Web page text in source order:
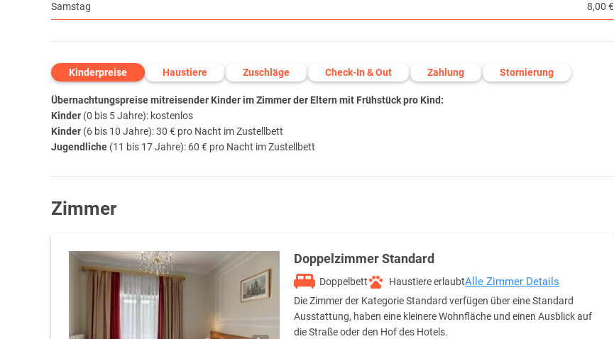
Samstag 8,00 €
Kinderpreise Haustiere Zuschläge Check-In & Out Zahlung Stornierung
Übernachtungspreise mitreisender Kinder im Zimmer der Eltern mit Frühstück pro Kind:
Kinder (0 bis 5 Jahre): kostenlos
Kinder (6 bis 10 Jahre): 30 € pro Nacht im Zustellbett
Jugendliche (11 bis 17 Jahre): 60 € pro Nacht im Zustellbett
Zimmer
Doppelzimmer Standard
Doppelbett Haustiere erlaubtAlle Zimmer Details
Die Zimmer der Kategorie Standard verfügen über eine Standard
Ausstattung, haben eine kleinere Wohnfläche und einen Ausblick auf
die Straße oder den Hof des Hotels.